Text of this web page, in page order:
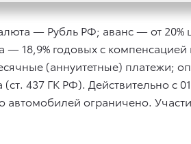
— Рубль РФ; аванс — от 20%
— 18,9% годовых с
(аннуитетные) платежи;
437 ГК РФ). Действительнос
автомобилей ограничено.